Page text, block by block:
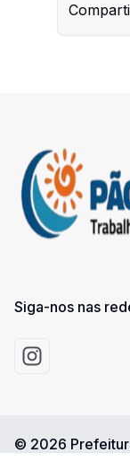
Siga-nos nas
Acessar
© 2026